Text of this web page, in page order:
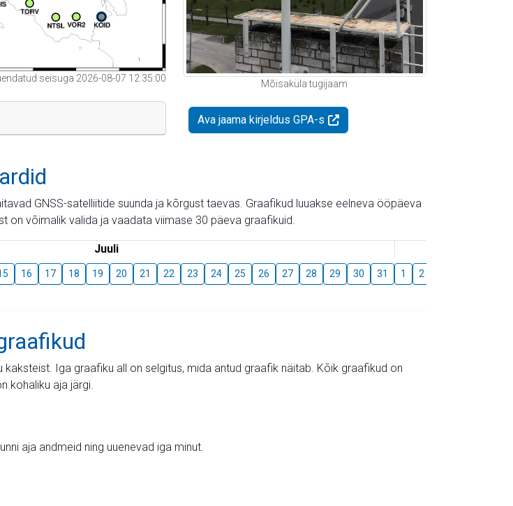
seisuga 2026-08-07 12:35:00
Mõisaküla tugijaam
Ava jaama kirjeldus GPA-s
GNSS-satelliitide suunda ja kõrgust taevas. Graafikud luuakse eelneva ööpäeva
on võimalik valida ja vaadata viimase 30 päeva graafikuid.
Juuli
16 17 18 19 20 21 22 23 24 25 26 27 28 29 30 31 1 2
kaksteist. Iga graafiku all on selgitus, mida antud graafik näitab. Kõik graafikud on
kohaliku aja järgi.
aja andmeid ning uuenevad iga minut.